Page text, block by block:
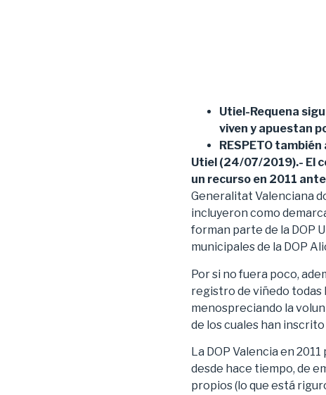
Utiel-Requena
viven y apuestan
RESPETO
Utiel (24/07/2019).- El
un recurso en 2011
Generalitat Valenciana
incluyeron como
forman parte de la DOP
municipales de la DOP
Por si no fuera poco,
registro de viñedo todas
menospreciando la
de los cuales han inscrito
La DOP Valencia en
desde hace tiempo, de
propios (lo que está